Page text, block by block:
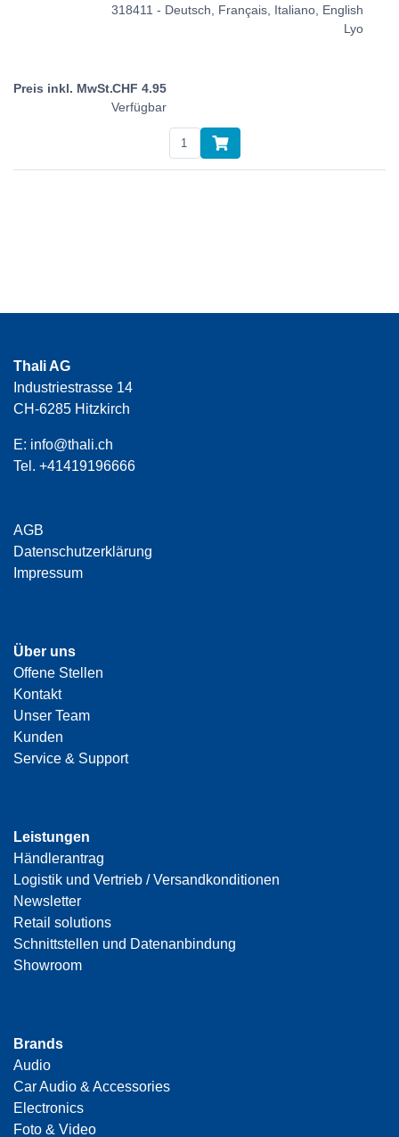
318411 - Deutsch, Français, Italiano, English
Lyo
CHF 4.95
Verfügbar
Thali AG
Industriestrasse 14
CH-6285 Hitzkirch
E: info@thali.ch
Tel. +41419196666
AGB
Datenschutzerklärung
Impressum
Über uns
Offene Stellen
Kontakt
Unser Team
Kunden
Service & Support
Leistungen
Händlerantrag
Logistik und Vertrieb / Versandkonditionen
Newsletter
Retail solutions
Schnittstellen und Datenanbindung
Showroom
Brands
Audio
Car Audio & Accessories
Electronics
Foto & Video